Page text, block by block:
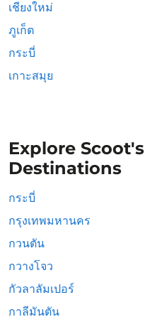
เชียงใหม่
ภูเก็ต
กระบี่
เกาะสมุย
Explore
Destinations
กระบี่
กรุงเทพมหานคร
กวนตัน
กวางโจว
กัวลาลัมเปอร์
กาลีมันตัน